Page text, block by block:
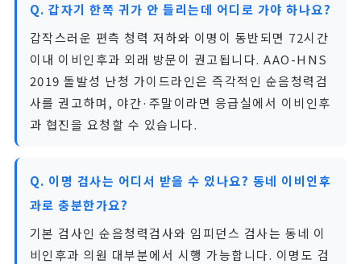
Q. 갑자기 한쪽 귀가 안 들리는데 어디로 가야 하나요?
갑작스러운 편측 청력 저하와 이명이 동반되면 72시간
이내 이비인후과 외래 방문이 권고됩니다. AAO-HNS
2019 돌발성 난청 가이드라인은 즉각적인 순음청력검
사를 권고하며, 야간·주말이라면 응급실에서 이비인후
과 협진을 요청할 수 있습니다.
Q. 이명 검사는 어디서 받을 수 있나요? 동네 이비인후
과로 충분한가요?
기본 검사인 순음청력검사와 임피던스 검사는 동네 이
비인후과 의원 대부분에서 시행 가능합니다. 이명도 검